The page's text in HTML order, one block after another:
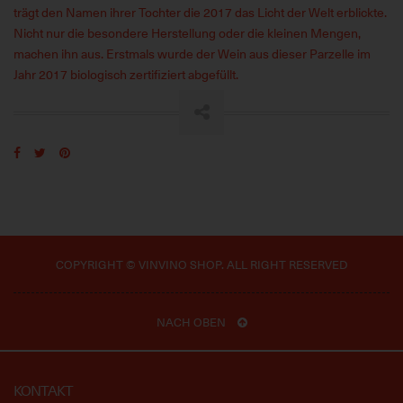
trägt den Namen ihrer Tochter die 2017 das Licht der Welt erblickte.
Nicht nur die besondere Herstellung oder die kleinen Mengen,
machen ihn aus. Erstmals wurde der Wein aus dieser Parzelle im
Jahr 2017 biologisch zertifiziert abgefüllt.
COPYRIGHT © VINVINO SHOP. ALL RIGHT RESERVED
NACH OBEN
KONTAKT